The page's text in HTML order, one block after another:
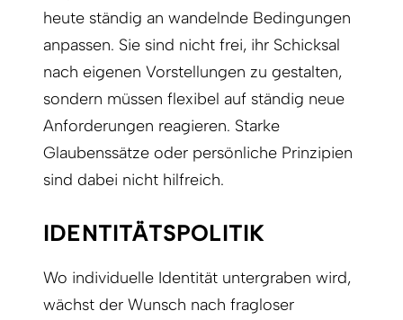
heute ständig an wandelnde Bedingungen
anpassen. Sie sind nicht frei, ihr Schicksal
nach eigenen Vorstellungen zu gestalten,
sondern müssen flexibel auf ständig neue
Anforderungen reagieren. Starke
Glaubenssätze oder persönliche Prinzipien
sind dabei nicht hilfreich.
IDENTITÄTSPOLITIK
Wo individuelle Identität untergraben wird,
wächst der Wunsch nach fragloser